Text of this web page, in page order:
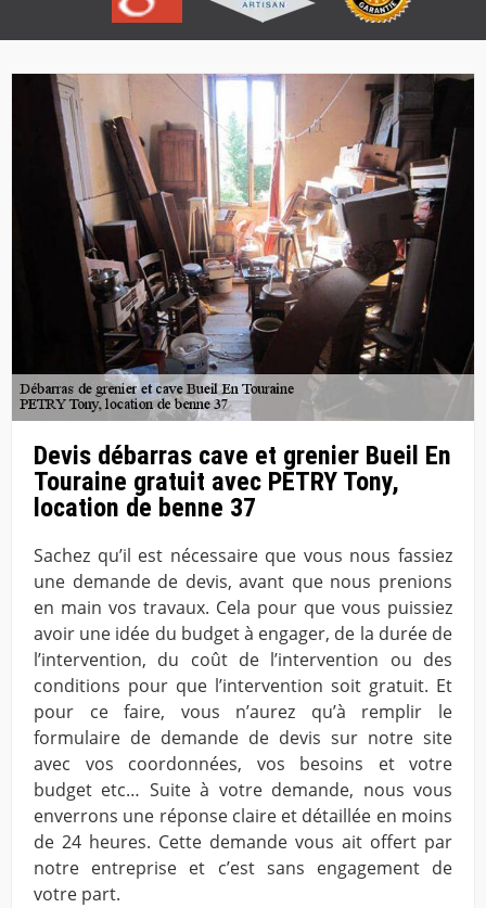
Devis débarras cave et grenier Bueil En
Touraine gratuit avec PETRY Tony,
location de benne 37
Sachez qu’il est nécessaire que vous nous fassiez
une demande de devis, avant que nous prenions
en main vos travaux. Cela pour que vous puissiez
avoir une idée du budget à engager, de la durée de
l’intervention, du coût de l’intervention ou des
conditions pour que l’intervention soit gratuit. Et
pour ce faire, vous n’aurez qu’à remplir le
formulaire de demande de devis sur notre site
avec vos coordonnées, vos besoins et votre
budget etc… Suite à votre demande, nous vous
enverrons une réponse claire et détaillée en moins
de 24 heures. Cette demande vous ait offert par
notre entreprise et c’est sans engagement de
votre part.